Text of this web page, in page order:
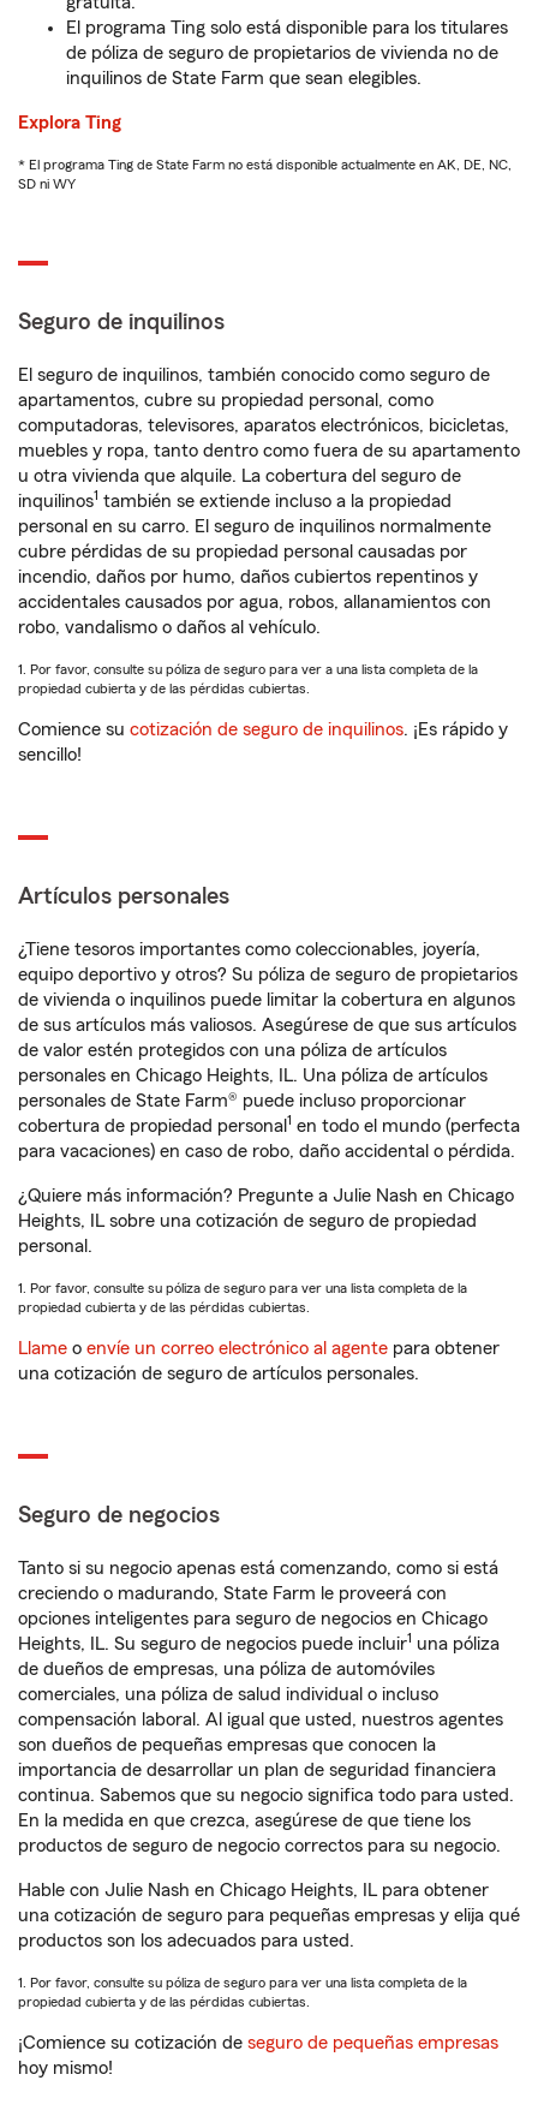
El programa Ting solo está disponible para los titulares
de póliza de seguro de propietarios de vivienda no de
inquilinos de State Farm que sean elegibles.
Explora Ting
* El programa Ting de State Farm no está disponible actualmente en AK, DE, NC,
SD ni WY
Seguro de inquilinos
El seguro de inquilinos, también conocido como seguro de
apartamentos, cubre su propiedad personal, como
computadoras, televisores, aparatos electrónicos, bicicletas,
muebles y ropa, tanto dentro como fuera de su apartamento
u otra vivienda que alquile. La cobertura del seguro de
inquilinos1 también se extiende incluso a la propiedad
personal en su carro. El seguro de inquilinos normalmente
cubre pérdidas de su propiedad personal causadas por
incendio, daños por humo, daños cubiertos repentinos y
accidentales causados por agua, robos, allanamientos con
robo, vandalismo o daños al vehículo.
1. Por favor, consulte su póliza de seguro para ver a una lista completa de la
propiedad cubierta y de las pérdidas cubiertas.
Comience su cotización de seguro de inquilinos. ¡Es rápido y
sencillo!
Artículos personales
¿Tiene tesoros importantes como coleccionables, joyería,
equipo deportivo y otros? Su póliza de seguro de propietarios
de vivienda o inquilinos puede limitar la cobertura en algunos
de sus artículos más valiosos. Asegúrese de que sus artículos
de valor estén protegidos con una póliza de artículos
personales en Chicago Heights, IL. Una póliza de artículos
personales de State Farm® puede incluso proporcionar
cobertura de propiedad personal 1 en todo el mundo (perfecta
para vacaciones) en caso de robo, daño accidental o pérdida.
¿Quiere más información? Pregunte a Julie Nash en Chicago
Heights, IL sobre una cotización de seguro de propiedad
personal.
1. Por favor, consulte su póliza de seguro para ver una lista completa de la
propiedad cubierta y de las pérdidas cubiertas.
Llame o envíe un correo electrónico al agente para obtener
una cotización de seguro de artículos personales.
Seguro de negocios
Tanto si su negocio apenas está comenzando, como si está
creciendo o madurando, State Farm le proveerá con
opciones inteligentes para seguro de negocios en Chicago
Heights, IL. Su seguro de negocios puede incluir1 una póliza
de dueños de empresas, una póliza de automóviles
comerciales, una póliza de salud individual o incluso
compensación laboral. Al igual que usted, nuestros agentes
son dueños de pequeñas empresas que conocen la
importancia de desarrollar un plan de seguridad financiera
continua. Sabemos que su negocio significa todo para usted.
En la medida en que crezca, asegúrese de que tiene los
productos de seguro de negocio correctos para su negocio.
Hable con Julie Nash en Chicago Heights, IL para obtener
una cotización de seguro para pequeñas empresas y elija qué
productos son los adecuados para usted.
1. Por favor, consulte su póliza de seguro para ver una lista completa de la
propiedad cubierta y de las pérdidas cubiertas.
¡Comience su cotización de seguro de pequeñas empresas
hoy mismo!